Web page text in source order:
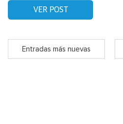
VER POST
Entradas más nuevas